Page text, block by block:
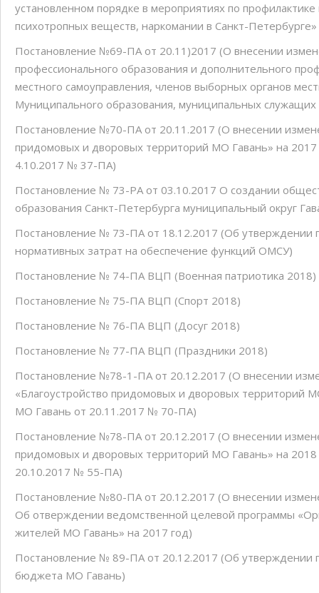
установленном порядке в мероприятиях по
психотропных веществ, наркомании в Санкт-
Постановление №69-ПА от 20.11)2017 (О внесении
профессионального образования и дополнительного
местного самоуправления, членов выборных органов
Муниципальноrо образования, муниципальных
Постановление №70-ПА от 20.11.2017 (О внесении
придомовых и дворовых территорий МО Гавань» на
4.10.2017 № 37-ПА)
Постановление № 73-РА от 03.10.2017 О создании
образования Санкт-Петербурга муниципальный округ
Постановление № 73-ПА от 18.12.2017 (Об
нормативных затрат на обеспечение функций ОМСУ)
Постановление № 74-ПА ВЦП (Военная патриотика 2018)
Постановление № 75-ПА ВЦП (Спорт 2018)
Постановление № 76-ПА ВЦП (Досуг 2018)
Постановление № 77-ПА ВЦП (Праздники 2018)
Постановление №78-1-ПА от 20.12.2017 (О внесении
«Благоустройство придомовых и дворовых
МО Гавань от 20.11.2017 № 70-ПА)
Постановление №78-ПА от 20.12.2017 (О внесении
придомовых и дворовых территорий МО Гавань» на
20.10.2017 № 55-ПА)
Постановление №80-ПА от 20.12.2017 (О внесении
Об отверждении ведомственной целевой программы
жителей МО Гавань» на 2017 год)
Постановление № 89-ПА от 20.12.2017 (Об утверждении
бюджета МО Гавань)